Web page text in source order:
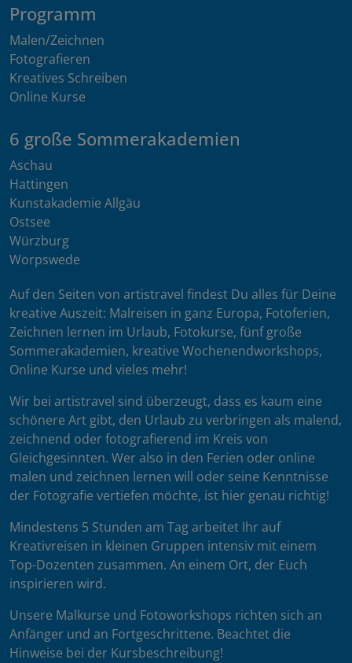
Programm
Malen/Zeichnen
Fotografieren
Kreatives Schreiben
Online Kurse
6 große Sommerakademien
Aschau
Hattingen
Kunstakademie Allgäu
Ostsee
Würzburg
Worpswede
Auf den Seiten von artistravel findest Du alles für Deine
kreative Auszeit: Malreisen in ganz Europa, Fotoferien,
Zeichnen lernen im Urlaub, Fotokurse, fünf große
Sommerakademien, kreative Wochenendworkshops,
Online Kurse und vieles mehr!
Wir bei artistravel sind überzeugt, dass es kaum eine
schönere Art gibt, den Urlaub zu verbringen als malend,
zeichnend oder fotografierend im Kreis von
Gleichgesinnten. Wer also in den Ferien oder online
malen und zeichnen lernen will oder seine Kenntnisse
der Fotografie vertiefen möchte, ist hier genau richtig!
Mindestens 5 Stunden am Tag arbeitet Ihr auf
Kreativreisen in kleinen Gruppen intensiv mit einem
Top-Dozenten zusammen. An einem Ort, der Euch
inspirieren wird.
Unsere Malkurse und Fotoworkshops richten sich an
Anfänger und an Fortgeschrittene. Beachtet die
Hinweise bei der Kursbeschreibung!